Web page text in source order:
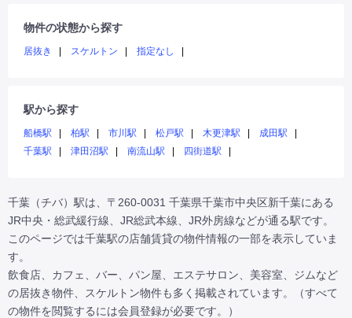
物件の状態から探す
居抜き スケルトン 指定なし
駅から探す
船橋駅 柏駅 市川駅 松戸駅 木更津駅
成田駅
千葉駅
津田沼駅 南流山駅 四街道駅
千葉（チバ）駅は、〒260-0031 千葉県千葉市中央区新千葉にある
JR中央・総武緩行線、JR総武本線、JR外房線などが通る駅です。
このページでは千葉駅の店舗賃貸の物件情報の一部を表示していま
す。
飲食店、カフェ、バー、パン屋、エステサロン、美容室、ジムなど
の居抜き物件、スケルトン物件も多く掲載されています。（すべて
の物件を閲覧するには会員登録が必要です。）